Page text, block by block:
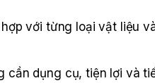
với từng loại vật liệu
cần dụng cụ, tiện lợi và